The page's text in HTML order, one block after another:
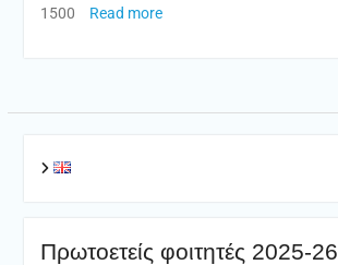
1500
Read more
Πρωτοετείς φοιτητές 2025-26